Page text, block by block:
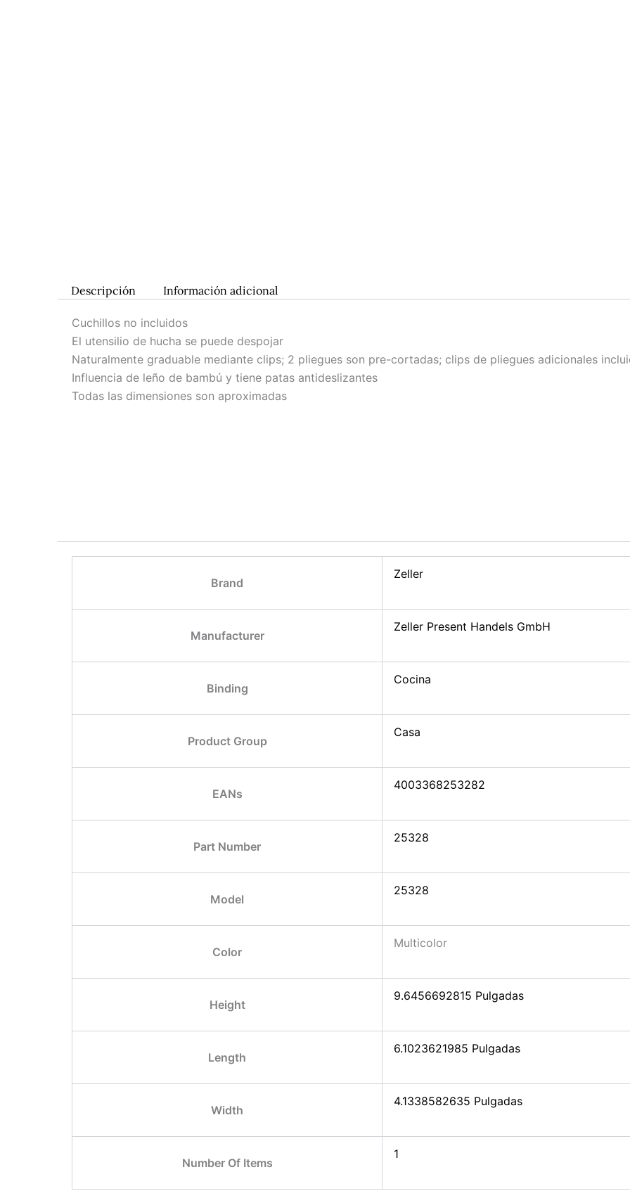
Descripción Información adicional
Cuchillos no incluidos
El utensilio de hucha se puede despojar
Naturalmente graduable mediante clips; 2 pliegues son pre-cortadas; clips de pliegues adicionales
Influencia de leño de bambú y tiene patas antideslizantes
Todas las dimensiones son aproximadas
Brand
Zeller
Manufacturer
Zeller Present Handels GmbH
Binding
Cocina
Product Group
Casa
EANs
4003368253282
Part Number
25328
Model
25328
Color
Multicolor
Height
9.6456692815 Pulgadas
Length
6.1023621985 Pulgadas
Width
4.1338582635 Pulgadas
Number Of Items
1